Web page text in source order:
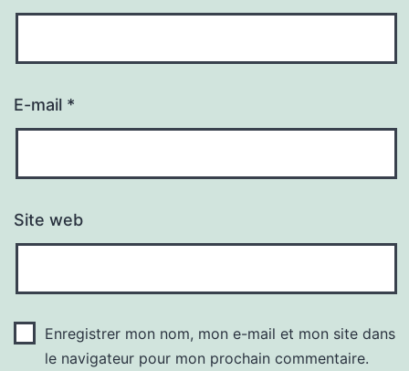
E-mail *
Site web
Enregistrer mon nom, mon e-mail et mon site dans
le navigateur pour mon prochain commentaire.